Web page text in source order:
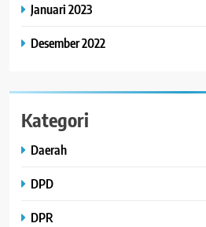
Januari 2023
Desember 2022
Kategori
Daerah
DPD
DPR